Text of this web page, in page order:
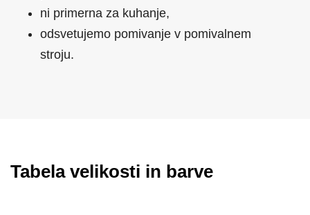
ni primerna za kuhanje,
odsvetujemo pomivanje v pomivalnem
stroju.
Tabela velikosti in barve